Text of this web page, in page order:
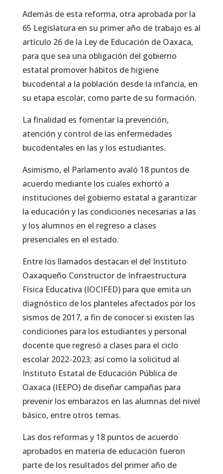
Además de esta reforma, otra aprobada por la
65 Legislatura en su primer año de trabajo es al
artículo 26 de la Ley de Educación de Oaxaca,
para que sea una obligación del gobierno
estatal promover hábitos de higiene
bucodental a la población desde la infancia, en
su etapa escolar, como parte de su formación.
La finalidad es fomentar la prevención,
atención y control de las enfermedades
bucodentales en las y los estudiantes.
Asimismo, el Parlamento avaló 18 puntos de
acuerdo mediante los cuales exhortó a
instituciones del gobierno estatal a garantizar
la educación y las condiciones necesarias a las
y los alumnos en el regreso a clases
presenciales en el estado.
Entre los llamados destacan el del Instituto
Oaxaqueño Constructor de Infraestructura
Física Educativa (IOCIFED) para que emita un
diagnóstico de los planteles afectados por los
sismos de 2017, a fin de conocer si existen las
condiciones para los estudiantes y personal
docente que regresó a clases para el ciclo
escolar 2022-2023; así como la solicitud al
Instituto Estatal de Educación Pública de
Oaxaca (IEEPO) de diseñar campañas para
prevenir los embarazos en las alumnas del nivel
básico, entre otros temas.
Las dos reformas y 18 puntos de acuerdo
aprobados en materia de educación fueron
parte de los resultados del primer año de